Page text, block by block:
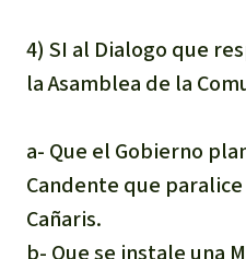
4) SI al Dialogo que
la Asamblea de la
a- Que el Gobierno
Candente que
Cañaris.